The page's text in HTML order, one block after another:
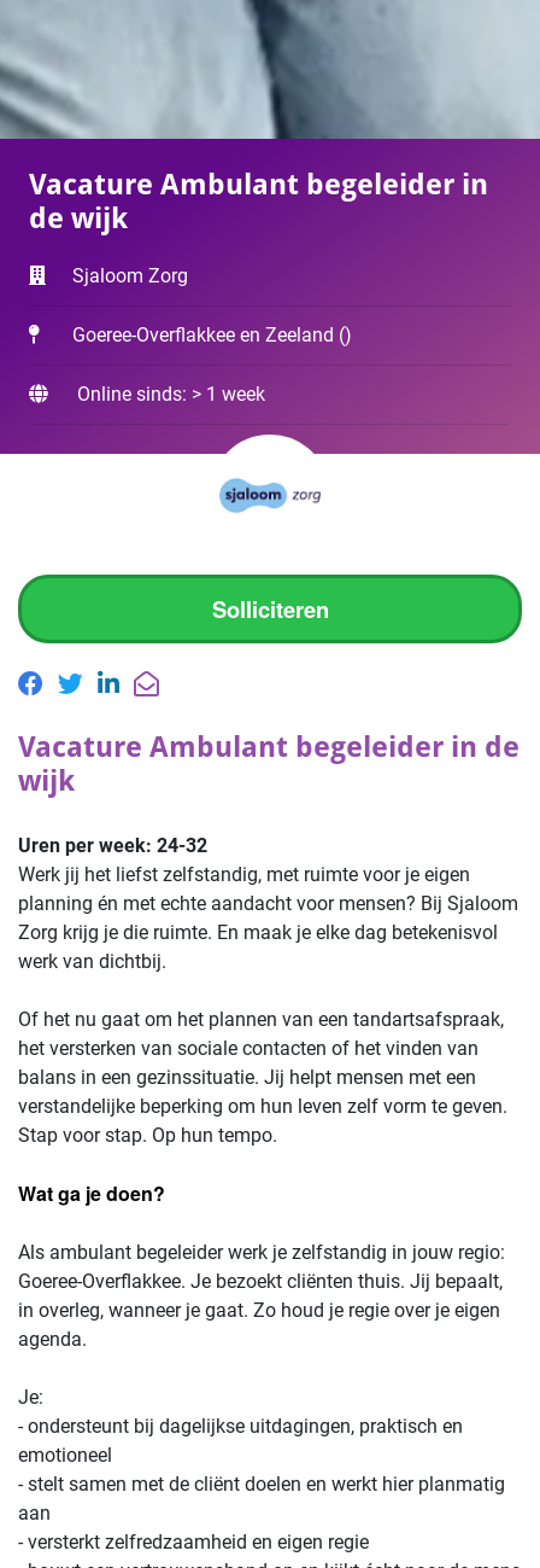
Vacature Ambulant begeleider in
de wijk
Sjaloom Zorg
Goeree-Overflakkee en Zeeland ()
Online sinds: > 1 week
Solliciteren
Vacature Ambulant begeleider in de
wijk
Uren per week: 24-32
Werk jij het liefst zelfstandig, met ruimte voor je eigen
planning én met echte aandacht voor mensen? Bij Sjaloom
Zorg krijg je die ruimte. En maak je elke dag betekenisvol
werk van dichtbij.
Of het nu gaat om het plannen van een tandartsafspraak,
het versterken van sociale contacten of het vinden van
balans in een gezinssituatie. Jij helpt mensen met een
verstandelijke beperking om hun leven zelf vorm te geven.
Stap voor stap. Op hun tempo.
Wat ga je doen?
Als ambulant begeleider werk je zelfstandig in jouw regio:
Goeree-Overflakkee. Je bezoekt cliënten thuis. Jij bepaalt,
in overleg, wanneer je gaat. Zo houd je regie over je eigen
agenda.
Je:
- ondersteunt bij dagelijkse uitdagingen, praktisch en
emotioneel
- stelt samen met de cliënt doelen en werkt hier planmatig
aan
- versterkt zelfredzaamheid en eigen regie